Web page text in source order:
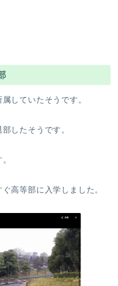
していたそうです。
したそうです。
高等部に入学しました。